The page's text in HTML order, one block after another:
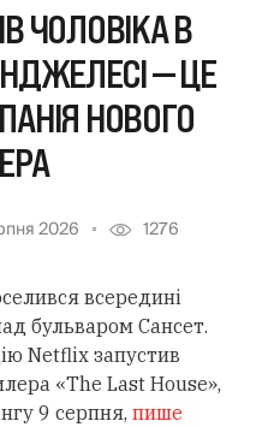
ЧОЛОВІКА В
— ЦЕ
НОВОГО
2026 1276
всередині
бульваром Сансет.
Netflix запустив
«The Last House»,
9 серпня, пише